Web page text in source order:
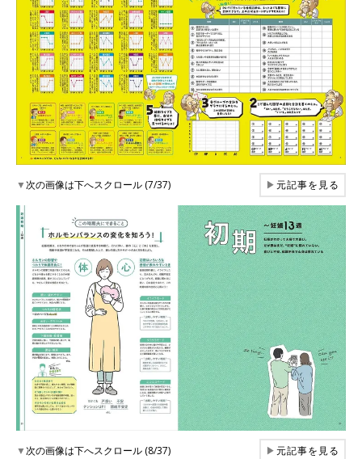
▼次の画像は下へスクロール (7/37) ▶元記事を見る
▼次の画像は下へスクロール (8/37) ▶元記事を見る